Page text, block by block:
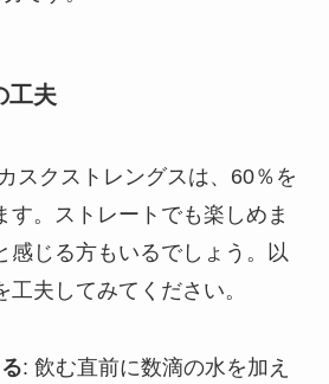
工夫
スクストレングスは、60％を
す。ストレートでも楽しめま
感じる方もいるでしょう。以
夫してみてください。
: 飲む直前に数滴の水を加え